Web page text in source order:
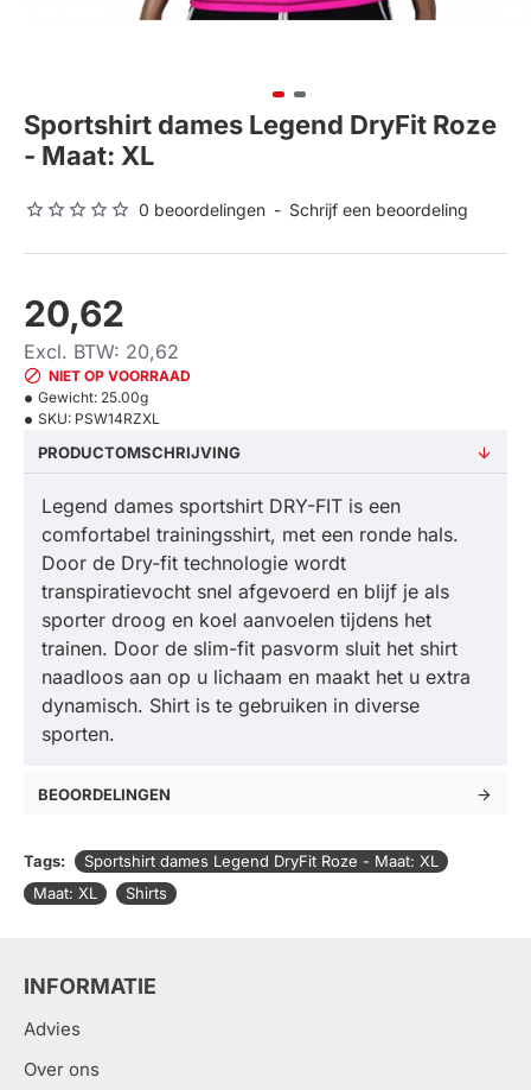
Sportshirt dames Legend DryFit Roze
- Maat: XL
0 beoordelingen - Schrijf een beoordeling
20,62
Excl. BTW: 20,62
NIET OP VOORRAAD
Gewicht: 25.00g
SKU: PSW14RZXL
PRODUCTOMSCHRIJVING
Legend dames sportshirt DRY-FIT is een
comfortabel trainingsshirt, met een ronde hals.
Door de Dry-fit technologie wordt
transpiratievocht snel afgevoerd en blijf je als
sporter droog en koel aanvoelen tijdens het
trainen. Door de slim-fit pasvorm sluit het shirt
naadloos aan op u lichaam en maakt het u extra
dynamisch. Shirt is te gebruiken in diverse
sporten.
BEOORDELINGEN
Tags:
Sportshirt dames Legend DryFit Roze - Maat: XL
Maat: XL
Shirts
INFORMATIE
Advies
Over ons